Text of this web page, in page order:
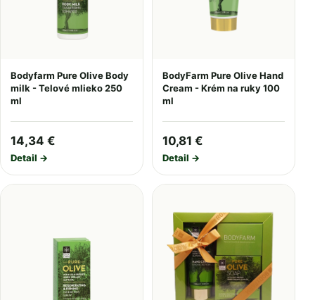
Bodyfarm Pure Olive Body
milk - Telové mlieko 250
ml
14,34 €
Detail →
BodyFarm Pure Olive Hand
Cream - Krém na ruky 100
ml
10,81 €
Detail →